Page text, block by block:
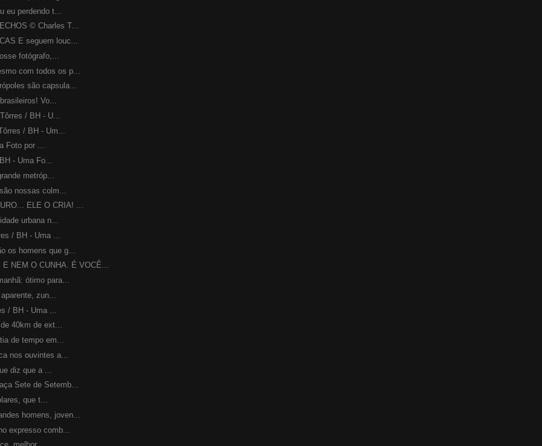
eu perdendo t...
© Charles T...
E seguem louc...
fotógrafo,...
com todos os p...
são capsula...
Vo...
/ BH - U...
/ BH - Um...
Foto por ...
- Uma Fo...
metróp...
nossas colm...
ELE O CRIA! ...
urbana n...
/ BH - Uma ...
os homens que g...
NEM O CUNHA. É VOCÊ...
ótimo para...
zun...
/ BH - Uma ...
40km de ext...
de tempo em...
nos ouvintes a...
diz que a ...
Sete de Setemb...
que t...
homens, joven...
expresso comb...